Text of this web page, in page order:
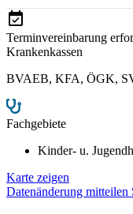
Terminvereinbarung
Krankenkassen
BVAEB, KFA, ÖGK,
Fachgebiete
Kinder- u.
Karte zeigen
Datenänderung mitteilen